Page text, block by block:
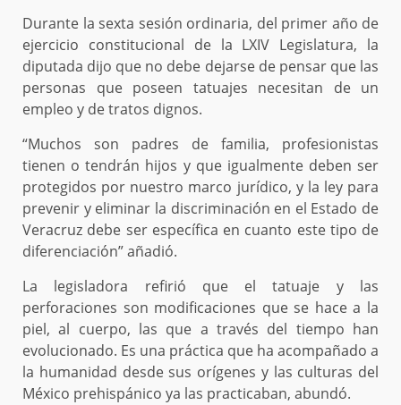
Durante la sexta sesión ordinaria, del primer año de
ejercicio constitucional de la LXIV Legislatura, la
diputada dijo que no debe dejarse de pensar que las
personas que poseen tatuajes necesitan de un
empleo y de tratos dignos.
“Muchos son padres de familia, profesionistas
tienen o tendrán hijos y que igualmente deben ser
protegidos por nuestro marco jurídico, y la ley para
prevenir y eliminar la discriminación en el Estado de
Veracruz debe ser específica en cuanto este tipo de
diferenciación” añadió.
La legisladora refirió que el tatuaje y las
perforaciones son modificaciones que se hace a la
piel, al cuerpo, las que a través del tiempo han
evolucionado. Es una práctica que ha acompañado a
la humanidad desde sus orígenes y las culturas del
México prehispánico ya las practicaban, abundó.